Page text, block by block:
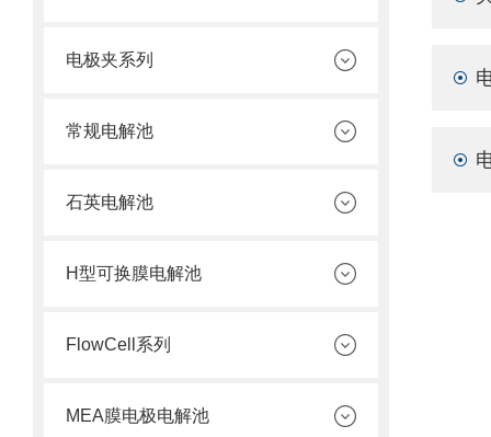
电极夹系列
常规电解池
石英电解池
H型可换膜电解池
FlowCell系列
MEA膜电极电解池